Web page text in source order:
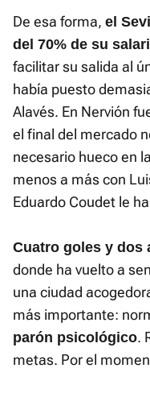
De esa forma, el
del 70% de su
facilitar su salida al
había puesto
Alavés. En Nervión
el final del mercado
necesario hueco en
menos a más con
Eduardo Coudet le
Cuatro goles y dos
donde ha vuelto a
una ciudad
más importante:
parón psicológico.
metas. Por el